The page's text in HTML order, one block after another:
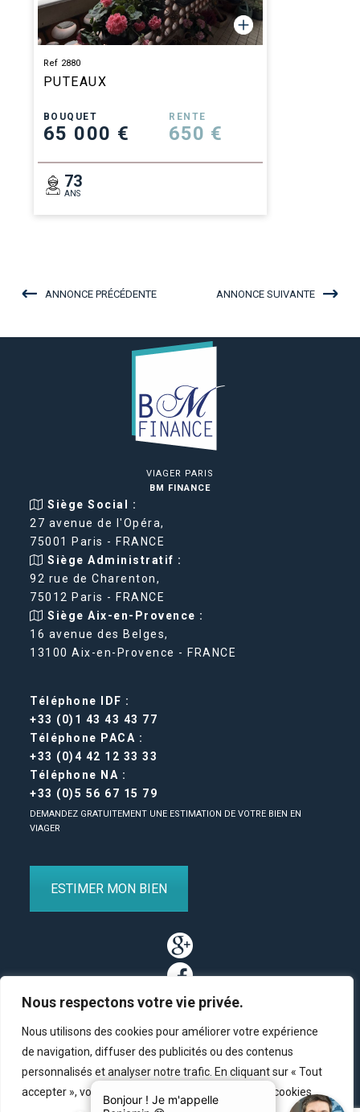
Nous respectons votre vie privée.
Nous utilisons des cookies pour améliorer votre expérience
de navigation, diffuser des publicités ou des contenus
personnalisés et analyser notre trafic. En cliquant sur « Tout
accepter », vous consentez à notre utilisation des cookies.
Ref 2880
PUTEAUX
BOUQUET
65 000 €
RENTE
650 €
73
ANS
ANNONCE PRÉCÉDENTE ANNONCE SUIVANTE
VIAGER PARIS
BM FINANCE
Siège Social :
27 avenue de l'Opéra,
75001 Paris - FRANCE
Siège Administratif :
92 rue de Charenton,
75012 Paris - FRANCE
Siège Aix-en-Provence :
16 avenue des Belges,
13100 Aix-en-Provence - FRANCE
Téléphone IDF :
+33 (0)1 43 43 43 77
Téléphone PACA :
+33 (0)4 42 12 33 33
Téléphone NA :
+33 (0)5 56 67 15 79
DEMANDEZ GRATUITEMENT UNE ESTIMATION DE VOTRE BIEN EN
VIAGER
ESTIMER MON BIEN
Partenaires Contact